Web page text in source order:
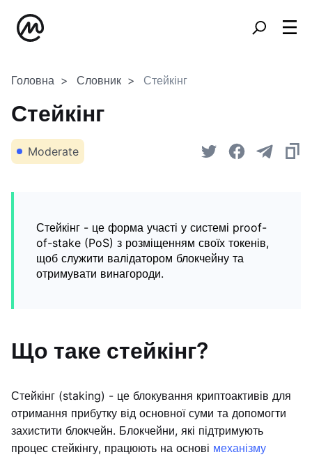
Головна Словник Стейкінг
Стейкінг
Moderate
Стейкінг - це форма участі у системі proof-
of-stake (PoS) з розміщенням своїх токенів,
щоб служити валідатором блокчейну та
отримувати винагороди.
Що таке стейкінг?
Стейкінг (staking) - це блокування криптоактивів для
отримання прибутку від основної суми та допомогти
захистити блокчейн. Блокчейни, які підтримують
процес стейкінгу, працюють на основі механізму